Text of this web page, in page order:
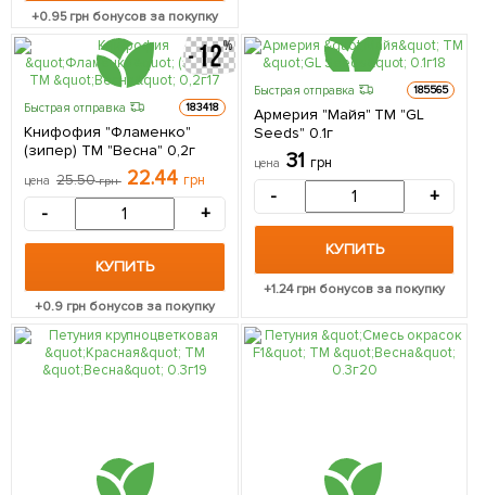
+0.95грн бонусов за покупку
Быстрая отправка 183418
Книфофия "Фламенко"
(зипер) ТМ "Весна" 0,2г
цена 25.50грн 22.44 грн
- +
КУПИТЬ
+0.9 грн бонусов за покупку
Быстрая отправка 185565
Армерия "Майя" ТМ "GL
Seeds" 0.1г
цена 31 грн
- +
КУПИТЬ
+1.24грн бонусов за покупку